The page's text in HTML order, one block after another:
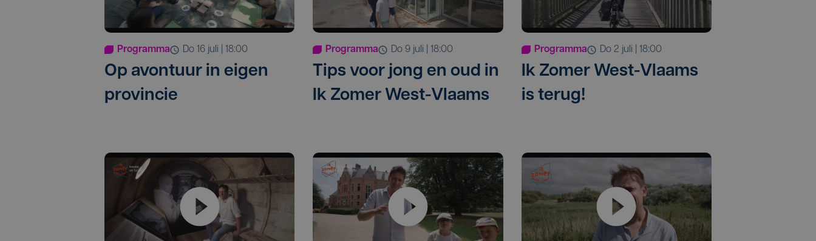
Programma do 16 juli | 18:00
Op avontuur in eigen
provincie
Programma do 9 juli | 18:00
Tips voor jong en oud in
Ik Zomer West-Vlaams
Programma do 2 juli | 18:00
Ik Zomer West-Vlaams
is terug!